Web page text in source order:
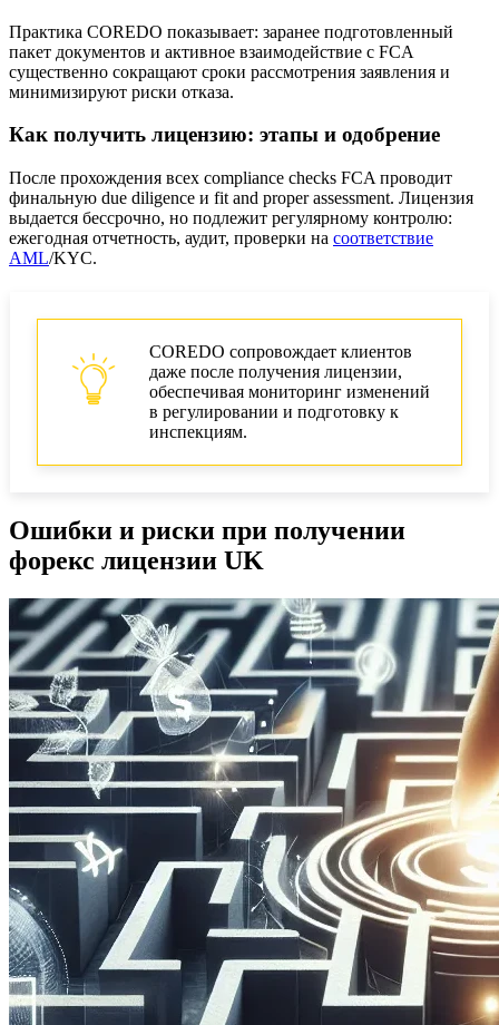
Практика COREDO показывает: заранее подготовленный
пакет документов и активное взаимодействие с FCA
существенно сокращают сроки рассмотрения заявления и
минимизируют риски отказа.
Как получить лицензию: этапы и одобрение
После прохождения всех compliance checks FCA проводит
финальную due diligence и fit and proper assessment. Лицензия
выдается бессрочно, но подлежит регулярному контролю:
ежегодная отчетность, аудит, проверки на соответствие
AML/KYC.
COREDO сопровождает клиентов
даже после получения лицензии,
обеспечивая мониторинг изменений
в регулировании и подготовку к
инспекциям.
Ошибки и риски при получении
форекс лицензии UK